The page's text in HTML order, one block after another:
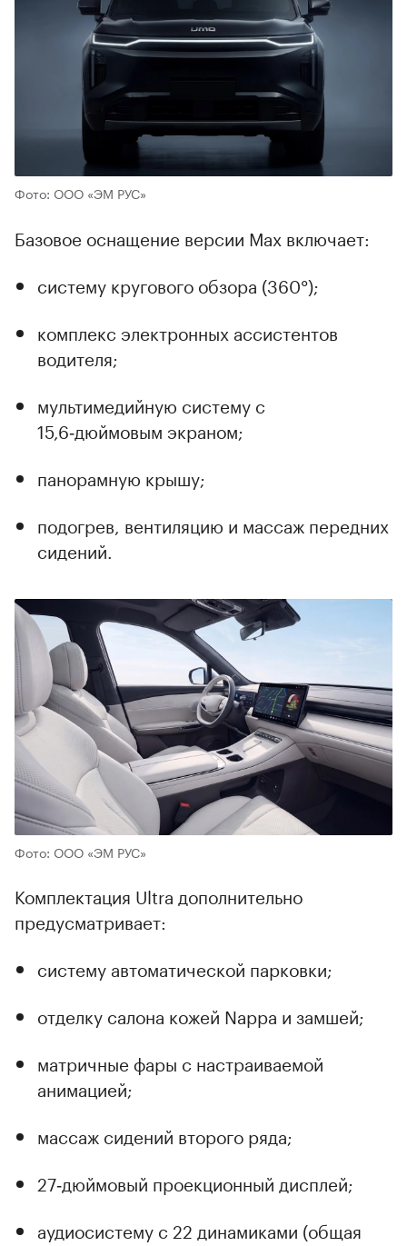
Фото: ООО «ЭМ РУС»
00:00 / 00:00
Базовое оснащение версии Max включает:
систему кругового обзора (360°);
комплекс электронных ассистентов
водителя;
мультимедийную систему с
15,6‑дюймовым экраном;
панорамную крышу;
подогрев, вентиляцию и массаж передних
сидений.
Фото: ООО «ЭМ РУС»
Комплектация Ultra дополнительно
предусматривает:
систему автоматической парковки;
отделку салона кожей Nappa и замшей;
матричные фары с настраиваемой
анимацией;
массаж сидений второго ряда;
27‑дюймовый проекционный дисплей;
аудиосистему с 22 динамиками (общая